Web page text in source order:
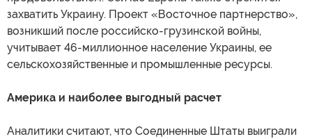
захватить Украину. Проект «Восточное партнерство»,
возникший после российско-грузинской войны,
учитывает 46-миллионное население Украины, ее
сельскохозяйственные и промышленные ресурсы.
Америка и наиболее выгодный расчет
Аналитики считают, что Соединенные Штаты выиграли